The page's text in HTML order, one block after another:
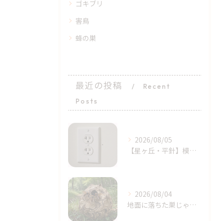
ゴキブリ
害鳥
蜂の巣
最近の投稿
Recent
Posts
2026/08/05
【星ヶ丘・平針】模様替えで気付いた…コンセントの「消えない黒い点」｜トコジラミのサインかもしれません
2026/08/04
地面に落ちた巣じゃない！？地面、土の中に作られたスズメバチの巣に要注意【名古屋市天白区・梅森台周辺】